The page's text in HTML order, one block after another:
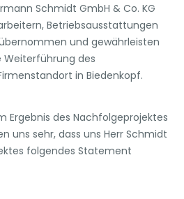
Schmidt GmbH & Co. KG
Betriebsausstattungen
und gewährleisten
des
in Biedenkopf.
Ergebnis des Nachfolgeprojektes
uns sehr, dass uns Herr Schmidt
folgendes Statement